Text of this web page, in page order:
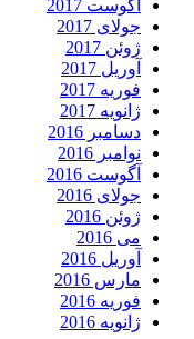
آگوست 2017
جولای 2017
ژوئن 2017
آوریل 2017
فوریه 2017
ژانویه 2017
دسامبر 2016
نوامبر 2016
آگوست 2016
جولای 2016
ژوئن 2016
می 2016
آوریل 2016
مارس 2016
فوریه 2016
ژانویه 2016